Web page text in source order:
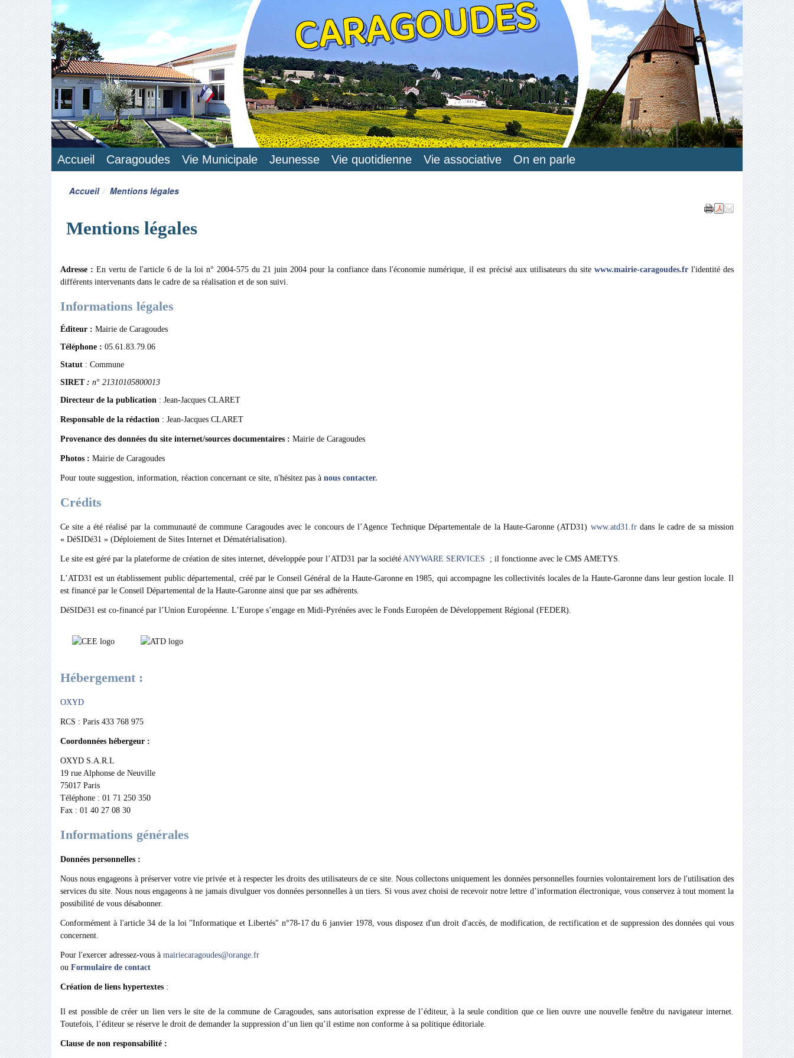
CARAGOUDES
Accueil Caragoudes Vie Municipale Jeunesse Vie quotidienne Vie associative On en parle
Accueil Mentions légales
Mentions légales
Adresse : En vertu de l'article 6 de la loi n° 2004-575 du 21 juin 2004 pour la confiance dans l'économie numérique, il est précisé aux utilisateurs du site www.mairie-caragoudes.frl'identité des
différents intervenants dans le cadre de sa réalisation et de son suivi.
Informations légales
Éditeur : Mairie de Caragoudes
Téléphone : 05.61.83.79.06
Statut : Commune
SIRET: n° 21310105800013
Directeur de la publication : Jean-Jacques CLARET
Responsable de la rédaction : Jean-Jacques CLARET
Provenance des données du site internet/sources documentaires : Mairie de Caragoudes
Photos : Mairie de Caragoudes
Pour toute suggestion, information, réaction concernant ce site, n'hésitez pas à nous contacter.
Crédits
Ce site a été réalisé par la communauté de commune Caragoudes avec le concours de l’Agence Technique Départementale de la Haute-Garonne (ATD31) www.atd31.frdans le cadre de sa mission
« DéSIDé31 » (Déploiement de Sites Internet et Dématérialisation).
Le site est géré par la plateforme de création de sites internet, développée pour l’ATD31 par la société ANYWARE SERVICES ; il fonctionne avec le CMS AMETYS.
L’ATD31 est un établissement public départemental, créé par le Conseil Général de la Haute-Garonne en 1985, qui accompagne les collectivités locales de la Haute-Garonne dans leur gestion locale. Il
est financé par le Conseil Départemental de la Haute-Garonne ainsi que par ses adhérents.
DéSIDé31 est co-financé par l’Union Européenne. L’Europe s’engage en Midi-Pyrénées avec le Fonds Européen de Développement Régional (FEDER).
Hébergement :
OXYD
RCS : Paris 433 768 975
Coordonnées hébergeur :
OXYD S.A.R.L
19 rue Alphonse de Neuville
75017 Paris
Téléphone : 01 71 250 350
Fax : 01 40 27 08 30
Informations générales
Données personnelles :
Nous nous engageons à préserver votre vie privée et à respecter les droits des utilisateurs de ce site. Nous collectons uniquement les données personnelles fournies volontairement lors de l'utilisation des
services du site. Nous nous engageons à ne jamais divulguer vos données personnelles à un tiers. Si vous avez choisi de recevoir notre lettre d’information électronique, vous conservez à tout moment la
possibilité de vous désabonner.
Conformément à l'article 34 de la loi "Informatique et Libertés" n°78-17 du 6 janvier 1978, vous disposez d'un droit d'accès, de modification, de rectification et de suppression des données qui vous
concernent.
Pour l'exercer adressez-vous à mairiecaragoudes@orange.fr
ou Formulaire de contact
Création de liens hypertextes :
Il est possible de créer un lien vers le site de la commune de Caragoudes, sans autorisation expresse de l’éditeur, à la seule condition que ce lien ouvre une nouvelle fenêtre du navigateur internet.
Toutefois, l’éditeur se réserve le droit de demander la suppression d’un lien qu’il estime non conforme à sa politique éditoriale.
Clause de non responsabilité :